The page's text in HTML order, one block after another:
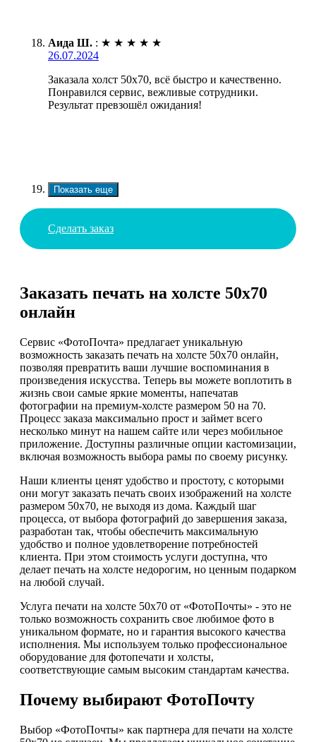
Аида Ш. : ★ ★ ★ ★ ★
26.07.2024
Заказала холст 50х70, всё быстро и качественно.
Понравился сервис, вежливые сотрудники.
Результат превзошёл ожидания!
Показать еще
Сделать заказ
Заказать печать на холсте 50х70
онлайн
Сервис «ФотоПочта» предлагает уникальную
возможность заказать печать на холсте 50х70 онлайн,
позволяя превратить ваши лучшие воспоминания в
произведения искусства. Теперь вы можете воплотить в
жизнь свои самые яркие моменты, напечатав
фотографии на премиум-холсте размером 50 на 70.
Процесс заказа максимально прост и займет всего
несколько минут на нашем сайте или через мобильное
приложение. Доступны различные опции кастомизации,
включая возможность выбора рамы по своему рисунку.
Наши клиенты ценят удобство и простоту, с которыми
они могут заказать печать своих изображений на холсте
размером 50х70, не выходя из дома. Каждый шаг
процесса, от выбора фотографий до завершения заказа,
разработан так, чтобы обеспечить максимальную
удобство и полное удовлетворение потребностей
клиента. При этом стоимость услуги доступна, что
делает печать на холсте недорогим, но ценным подарком
на любой случай.
Услуга печати на холсте 50х70 от «ФотоПочты» - это не
только возможность сохранить свое любимое фото в
уникальном формате, но и гарантия высокого качества
исполнения. Мы используем только профессиональное
оборудование для фотопечати и холсты,
соответствующие самым высоким стандартам качества.
Почему выбирают ФотоПочту
Выбор «ФотоПочты» как партнера для печати на холсте